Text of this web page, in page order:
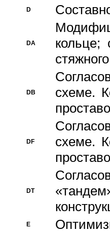
D
DA
кольце;
DB
схеме.
DF
схеме.
DT
E